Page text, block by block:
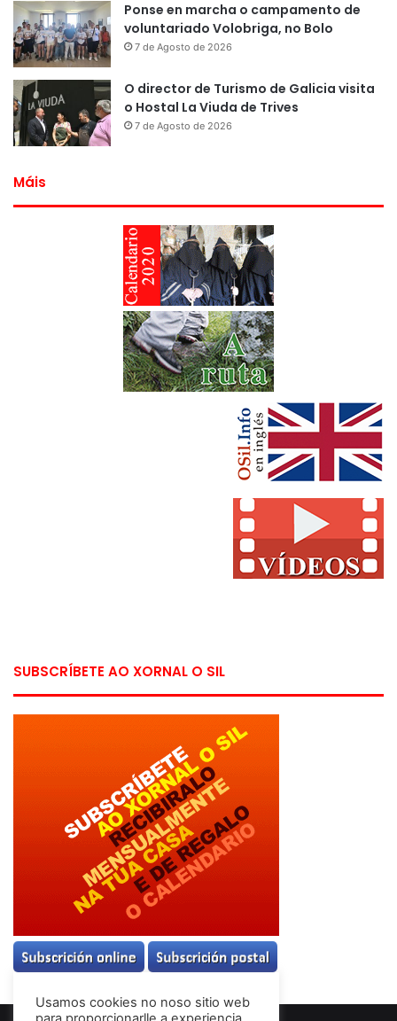
Ponse en marcha o campamento de
voluntariado Volobriga, no Bolo
7 de Agosto de 2026
O director de Turismo de Galicia visita
o Hostal La Viuda de Trives
7 de Agosto de 2026
Máis
SUBSCRÍBETE AO XORNAL O SIL
Usamos cookies no noso sitio web